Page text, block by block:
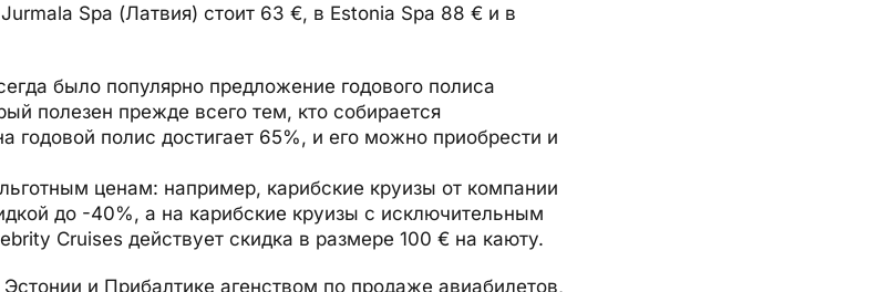
Spa (Латвия) стоит 63 €, в Estonia Spa 88 € и в
было популярно предложение годового полиса
полезен прежде всего тем, кто собирается
годовой полис достигает 65%, и его можно приобрести и
ценам: например, карибские круизы от компании
до -40%, а на карибские круизы с исключительным
Cruises действует скидка в размере 100 € на каюту.
и Прибалтике агенством по продаже авиабилетов,